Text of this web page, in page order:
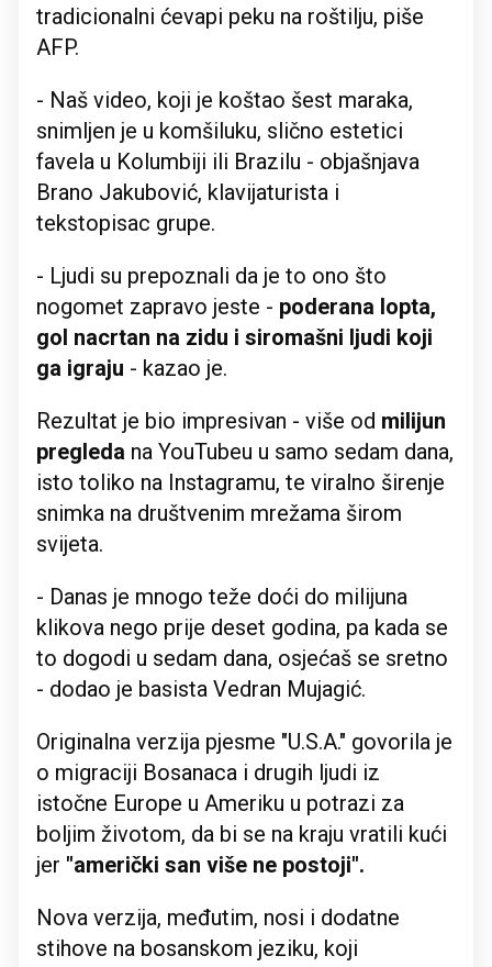
tradicionalni ćevapi peku na roštilju, piše
AFP.
- Naš video, koji je koštao šest maraka,
snimljen je u komšiluku, slično estetici
favela u Kolumbiji ili Brazilu - objašnjava
Brano Jakubović, klavijaturista i
tekstopisac grupe.
- Ljudi su prepoznali da je to ono što
nogomet zapravo jeste - poderana lopta,
gol nacrtan na zidu i siromašni ljudi koji
ga igraju - kazao je.
Rezultat je bio impresivan - više od milijun
pregleda na YouTubeu u samo sedam dana,
isto toliko na Instagramu, te viralno širenje
snimka na društvenim mrežama širom
svijeta.
- Danas je mnogo teže doći do milijuna
klikova nego prije deset godina, pa kada se
to dogodi u sedam dana, osjećaš se sretno
- dodao je basista Vedran Mujagić.
Originalna verzija pjesme "U.S.A." govorila je
o migraciji Bosanaca i drugih ljudi iz
istočne Europe u Ameriku u potrazi za
boljim životom, da bi se na kraju vratili kući
jer "američki san više ne postoji".
Nova verzija, međutim, nosi i dodatne
stihove na bosanskom jeziku, koji